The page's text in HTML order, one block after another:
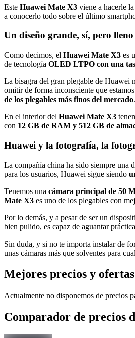
Este Huawei Mate X3 viene a hacerle
a conocerlo todo sobre el último
Un diseño grande, sí, pero
Como decimos, el Huawei Mate X3 es
de tecnología OLED LTPO con una
La bisagra del gran plegable de Huawei
omitir de forma inconsciente que
de los plegables más finos del mercado.
En el interior del Huawei Mate X3
con 12 GB de RAM y 512 GB de
Huawei y la fotografía, la
La compañía china ha sido siempre una
para los usuarios, Huawei sigue siendo
Tenemos una cámara principal de 50
Mate X3 es uno de los plegables con
Por lo demás, y a pesar de ser un
bien pulido, es capaz de aguantar
Sin duda, y si no te importa instalar de
unas cámaras más que solventes para
Mejores precios y
Actualmente no disponemos de precios
Comparador de precios